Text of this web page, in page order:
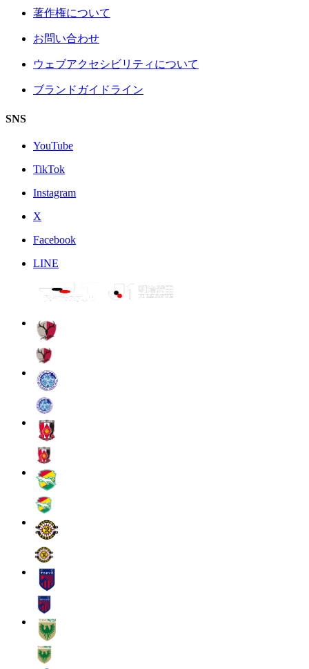
著作権について
お問い合わせ
ウェブアクセシビリティについて
ブランドガイドライン
SNS
YouTube
TikTok
Instagram
X
Facebook
LINE